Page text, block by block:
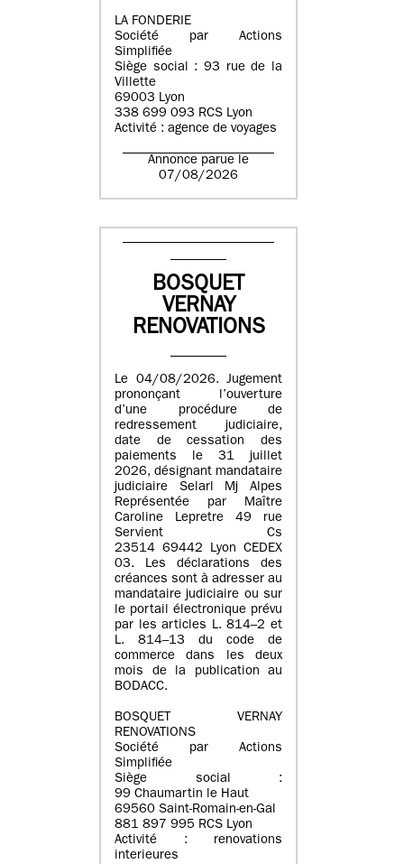
LA FONDERIE
Société par Actions
Simplifiée
Siège social : 93 rue de la
Villette
69003 Lyon
338 699 093 RCS Lyon
Activité : agence de voyages
Annonce parue le
07/08/2026
BOSQUET
VERNAY
RENOVATIONS
Le 04/08/2026. Jugement
prononçant l’ouverture
d’une procédure de
redressement judiciaire,
date de cessation des
paiements le 31 juillet
2026, désignant mandataire
judiciaire Selarl Mj Alpes
Représentée par Maître
Caroline Lepretre 49 rue
Servient Cs
23514 69442 Lyon CEDEX
03. Les déclarations des
créances sont à adresser au
mandataire judiciaire ou sur
le portail électronique prévu
par les articles L. 814–2 et
L. 814–13 du code de
commerce dans les deux
mois de la publication au
BODACC.
BOSQUET VERNAY
RENOVATIONS
Société par Actions
Simplifiée
Siège social :
99 Chaumartin le Haut
69560 Saint-Romain-en-Gal
881 897 995 RCS Lyon
Activité : renovations
interieures